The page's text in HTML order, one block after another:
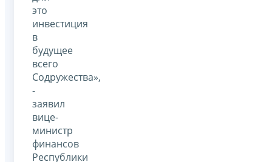
это
инвестиция
в
будущее
всего
Содружества»,
-
заявил
вице-
министр
финансов
Республики